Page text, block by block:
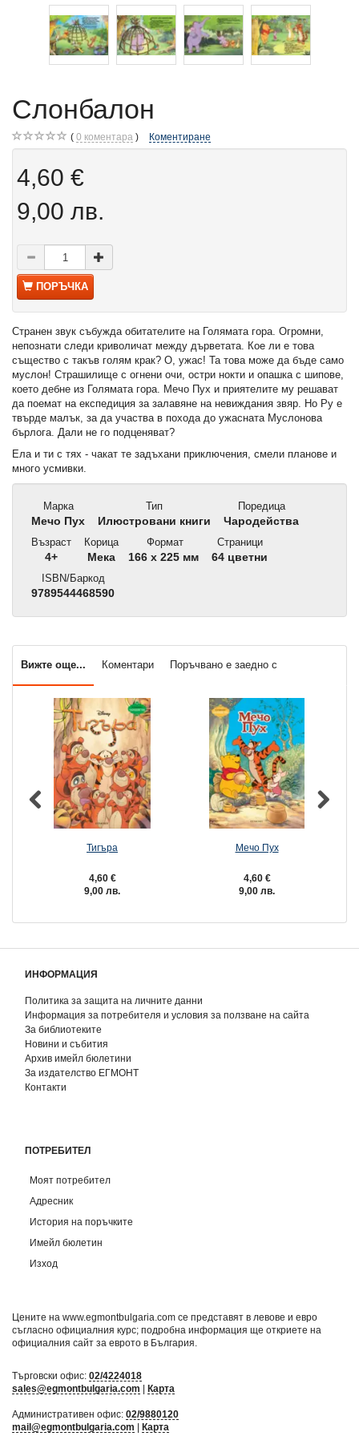
Слонбалон
0 коментара Коментиране
4,60 €
9,00 лв.
ПОРЪЧКА
Странен звук събужда обитателите на Голямата гора. Огромни,
непознати следи криволичат между дърветата. Кое ли е това
същество с такъв голям крак? О, ужас! Та това може да бъде само
муслон! Страшилище с огнени очи, остри нокти и опашка с шипове,
което дебне из Голямата гора. Мечо Пух и приятелите му решават
да поемат на експедиция за залавяне на невиждания звяр. Но Ру е
твърде малък, за да участва в похода до ужасната Муслонова
бърлога. Дали не го подценяват?
Ела и ти с тях - чакат те задъхани приключения, смели планове и
много усмивки.
Марка
Мечо Пух
Тип
Илюстровани книги
Поредица
Чародейства
Възраст
4+
Корица
Мека
Формат
166 x 225 мм
Страници
64 цветни
ISBN/Баркод
9789544468590
Вижте още... Коментари Поръчвано е заедно с
Тигъра
4,60 €
9,00 лв.
Мечо Пух
4,60 €
9,00 лв.
ИНФОРМАЦИЯ
Политика за защита на личните данни
Информация за потребителя и условия за ползване на сайта
За библиотеките
Новини и събития
Архив имейл бюлетини
За издателство ЕГМОНТ
Контакти
ПОТРЕБИТЕЛ
Моят потребител
Адресник
История на поръчките
Имейл бюлетин
Изход
Цените на www.egmontbulgaria.com се представят в левове и евро
съгласно официалния курс; подробна информация ще откриете на
официалния сайт за еврото в България
Търговски офис: 02/4224018
sales@egmontbulgaria.com
Карта
Административен офис: 02/9880120
mail@egmontbulgaria.com
Карта